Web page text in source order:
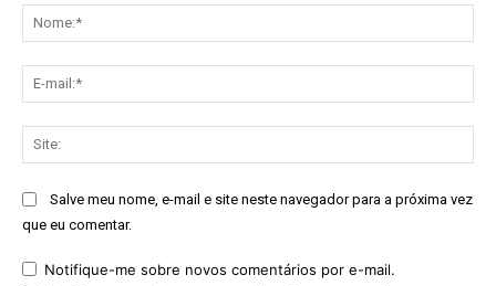
Salve meu nome, e-mail e site neste navegador para a próxima vez
que eu comentar.
Notifique-me sobre novos comentários por e-mail.